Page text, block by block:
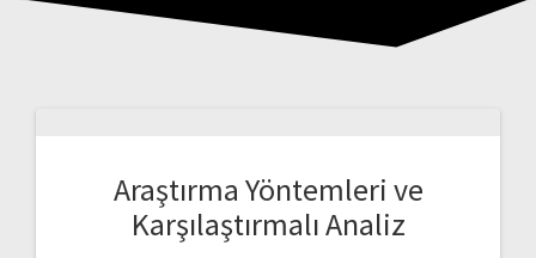
Araştırma Yöntemleri ve
Karşılaştırmalı Analiz